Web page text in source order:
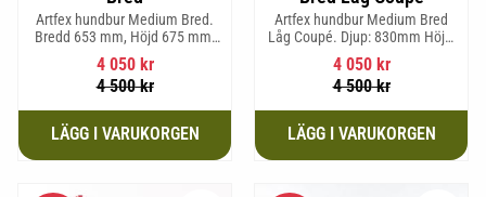
Artfex hundbur Medium Bred.
Bredd 653 mm, Höjd 675 mm,
Djup 830 mm och Vikt 19,7 kg.
4 050kr
4 500kr
Artfex hundbur Medium Bred
Låg Coupé. Djup: 830mm Höjd:
580mm Bredd: 653mm Vikt:
17,5kg
4 050kr
4 500kr